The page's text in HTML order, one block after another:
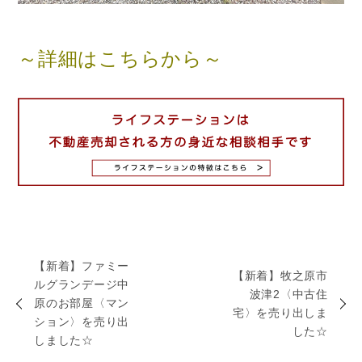
～詳細はこちらから～
【新着】ファミー
ルグランデージ中
原のお部屋〈マン
ション〉を売り出
しました☆
【新着】牧之原市
波津2〈中古住
宅〉を売り出しま
した☆